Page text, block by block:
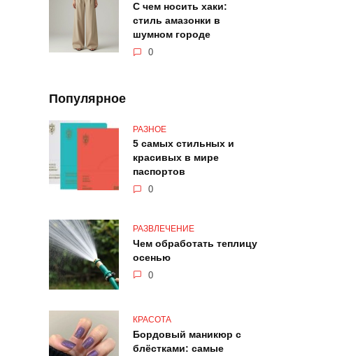
С чем носить хаки:
стиль амазонки в
шумном городе
0
Популярное
РАЗНОЕ
5 самых стильных и
красивых в мире
паспортов
0
РАЗВЛЕЧЕНИЕ
Чем обработать теплицу
осенью
0
КРАСОТА
Бордовый маникюр с
блёстками: самые